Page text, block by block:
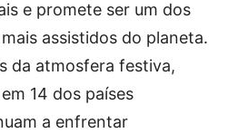
e promete ser um dos
assistidos do planeta.
da atmosfera festiva,
14 dos países
a enfrentar